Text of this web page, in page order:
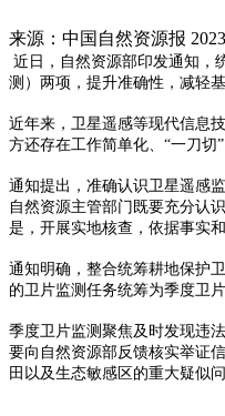
来源：中国自然资源报
近日，自然资源部印发通知，
测）两项，提升准确性，减轻基
近年来，卫星遥感等现代信息
方还存在工作简单化、“一刀切
通知提出，准确认识卫星遥感
自然资源主管部门既要充分认
是，开展实地核查，依据事实
通知明确，整合统筹耕地保护
的卫片监测任务统筹为季度卫
季度卫片监测聚焦及时发现违
要向自然资源部反馈核实举证
田以及生态敏感区的重大疑似